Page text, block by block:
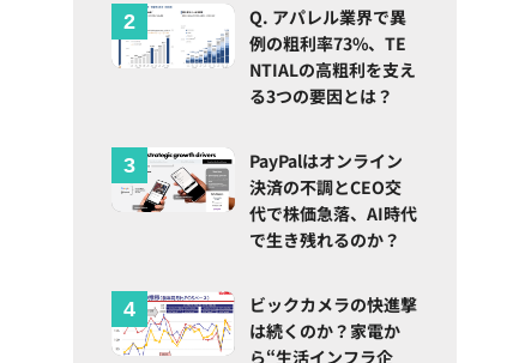
Q. アパレル業界で異
例の粗利率73%、TE
NTIALの高粗利を支え
る3つの要因とは？
PayPalはオンライン
決済の不調とCEO交
代で株価急落、AI時代
で生き残れるのか？
ビックカメラの快進撃
は続くのか？家電か
ら“生活インフラ企